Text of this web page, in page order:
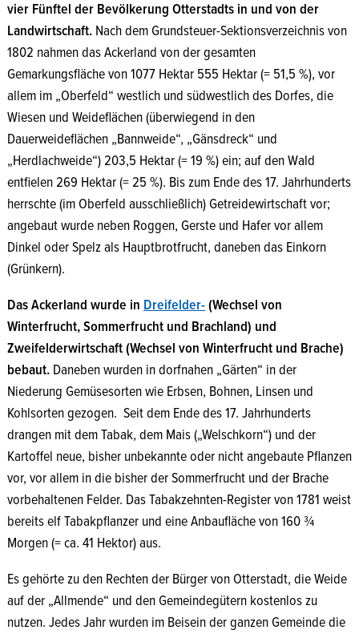
vier Fünftel der Bevölkerung Otterstadts in und von der
Landwirtschaft. Nach dem Grundsteuer-Sektionsverzeichnis von
1802 nahmen das Ackerland von der gesamten
Gemarkungsfläche von 1077 Hektar 555 Hektar (= 51,5 %), vor
allem im „Oberfeld“ westlich und südwestlich des Dorfes, die
Wiesen und Weideflächen (überwiegend in den
Dauerweideflächen „Bannweide“, „Gänsdreck“ und
„Herdlachweide“) 203,5 Hektar (= 19 %) ein; auf den Wald
entfielen 269 Hektar (= 25 %). Bis zum Ende des 17. Jahrhunderts
herrschte (im Oberfeld ausschließlich) Getreidewirtschaft vor;
angebaut wurde neben Roggen, Gerste und Hafer vor allem
Dinkel oder Spelz als Hauptbrotfrucht, daneben das Einkorn
(Grünkern).
Das Ackerland wurde in Dreifelder-(Wechsel von
Winterfrucht, Sommerfrucht und Brachland) und
Zweifelderwirtschaft (Wechsel von Winterfrucht und Brache)
bebaut. Daneben wurden in dorfnahen „Gärten“ in der
Niederung Gemüsesorten wie Erbsen, Bohnen, Linsen und
Kohlsorten gezogen. Seit dem Ende des 17. Jahrhunderts
drangen mit dem Tabak, dem Mais („Welschkorn“) und der
Kartoffel neue, bisher unbekannte oder nicht angebaute Pflanzen
vor, vor allem in die bisher der Sommerfrucht und der Brache
vorbehaltenen Felder. Das Tabakzehnten-Register von 1781 weist
bereits elf Tabakpflanzer und eine Anbaufläche von 160 ¾
Morgen (= ca. 41 Hektor) aus.
Es gehörte zu den Rechten der Bürger von Otterstadt, die Weide
auf der „Allmende“ und den Gemeindegütern kostenlos zu
nutzen. Jedes Jahr wurden im Beisein der ganzen Gemeinde die